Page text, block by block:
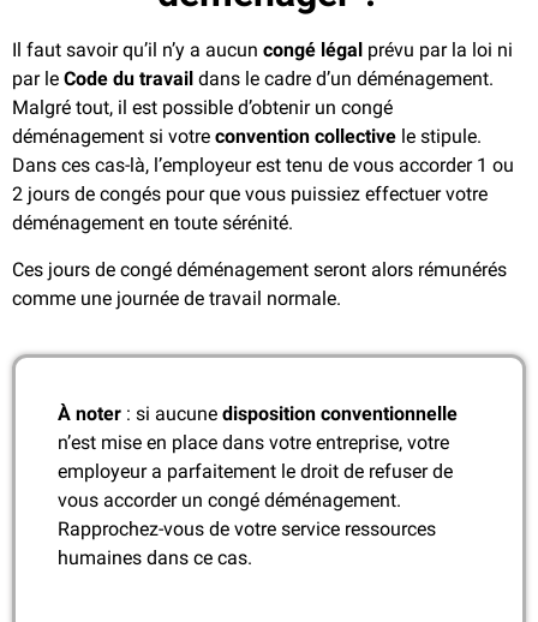
Il faut savoir qu’il n’y a aucun congé légal prévu par la loi ni
par le Code du travail dans le cadre d’un déménagement.
Malgré tout, il est possible d’obtenir un congé
déménagement si votre convention collective le stipule.
Dans ces cas-là, l’employeur est tenu de vous accorder 1 ou
2 jours de congés pour que vous puissiez effectuer votre
déménagement en toute sérénité.
Ces jours de congé déménagement seront alors rémunérés
comme une journée de travail normale.
À noter : si aucune disposition conventionnelle
n’est mise en place dans votre entreprise, votre
employeur a parfaitement le droit de refuser de
vous accorder un congé déménagement.
Rapprochez-vous de votre service ressources
humaines dans ce cas.